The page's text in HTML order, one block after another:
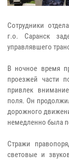
Сотрудники
г.о. Саранск
управлявшего
В ночное время
проезжей части
привлек
поля. Он
дорожного
немедленно была
Стражи
световые и